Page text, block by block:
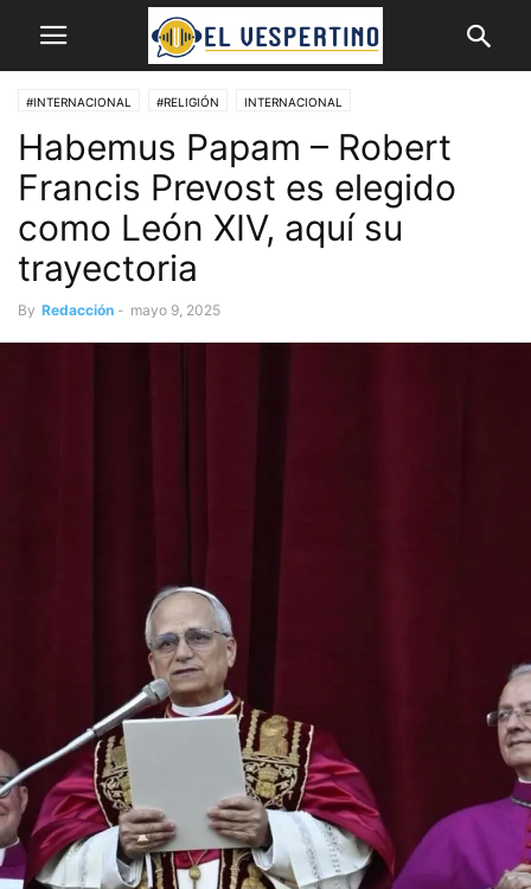
#INTERNACIONAL #RELIGIÓN INTERNACIONAL
Habemus Papam – Robert
Francis Prevost es elegido
como León XIV, aquí su
trayectoria
By Redacción - mayo 9, 2025